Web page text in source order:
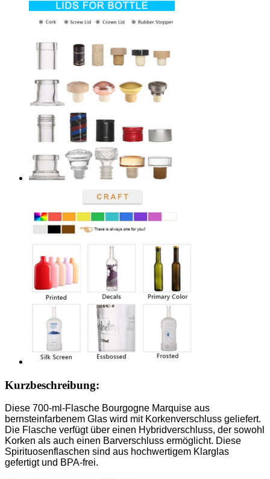
Kurzbeschreibung:
Diese 700-ml-Flasche Bourgogne Marquise aus
bernsteinfarbenem Glas wird mit Korkenverschluss geliefert.
Die Flasche verfügt über einen Hybridverschluss, der sowohl
Korken als auch einen Barverschluss ermöglicht. Diese
Spirituosenflaschen sind aus hochwertigem Klarglas
gefertigt und BPA-frei.